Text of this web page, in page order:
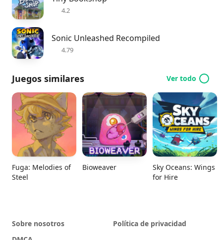
4.2
Sonic Unleashed Recompiled
4.79
Juegos similares Ver todo
Fuga: Melodies of
Steel
Bioweaver
Sky Oceans: Wings
for Hire
Sobre nosotros
Política de privacidad